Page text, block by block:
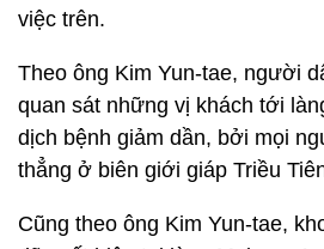
việc trên.
Theo ông Kim Yun-tae, người
quan sát những vị khách tới
dịch bệnh giảm dần, bởi mọi
thẳng ở biên giới giáp Triều
Cũng theo ông Kim Yun-tae,